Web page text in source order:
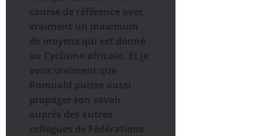
course de référence avec
vraiment un maximum
de moyens qui est donné
au Cyclisme africain. Et je
veux vraiment que
Romuald puisse aussi
propager son savoir
auprès des autres
collègues de Fédérations